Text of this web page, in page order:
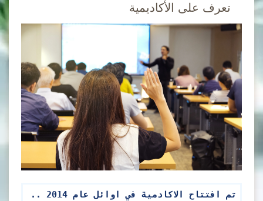
تعرف على الأكاديمية
تم افتتاح الاكادمية في اوائل عام 2014 ..